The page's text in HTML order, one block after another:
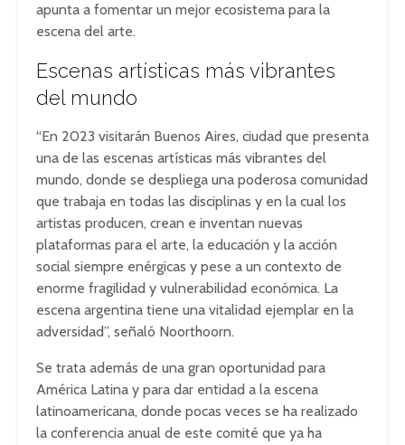
apunta a fomentar un mejor ecosistema para la
escena del arte.
Escenas artísticas más vibrantes
del mundo
“En 2023 visitarán Buenos Aires, ciudad que presenta
una de las escenas artísticas más vibrantes del
mundo, donde se despliega una poderosa comunidad
que trabaja en todas las disciplinas y en la cual los
artistas producen, crean e inventan nuevas
plataformas para el arte, la educación y la acción
social siempre enérgicas y pese a un contexto de
enorme fragilidad y vulnerabilidad económica. La
escena argentina tiene una vitalidad ejemplar en la
adversidad”, señaló Noorthoorn.
Se trata además de una gran oportunidad para
América Latina y para dar entidad a la escena
latinoamericana, donde pocas veces se ha realizado
la conferencia anual de este comité que ya ha